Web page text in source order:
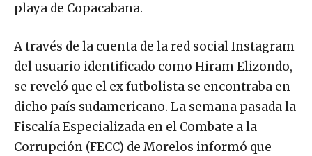
playa de Copacabana.
A través de la cuenta de la red social Instagram
del usuario identificado como Hiram Elizondo,
se reveló que el ex futbolista se encontraba en
dicho país sudamericano. La semana pasada la
Fiscalía Especializada en el Combate a la
Corrupción (FECC) de Morelos informó que